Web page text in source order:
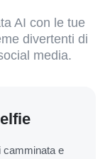
AI con le tue
divertenti di
media.
camminata e